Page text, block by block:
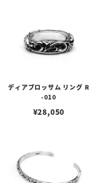
ディアブロッサム リング R
-010
¥28,050